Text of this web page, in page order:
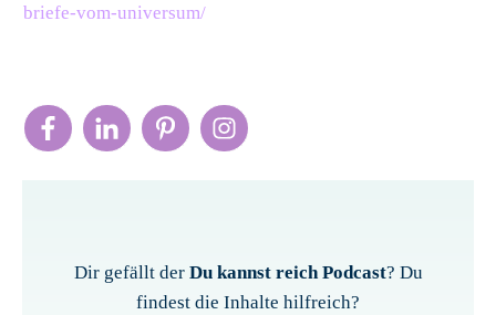
briefe-vom-universum/
Dir gefällt der Du kannst reich Podcast? Du
findest die Inhalte hilfreich?